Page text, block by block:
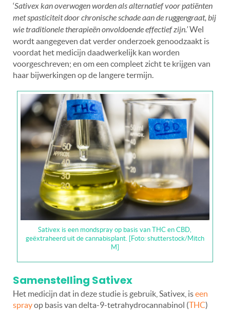
‘Sativex kan overwogen worden als alternatief voor patiënten
met spasticiteit door chronische schade aan de ruggengraat, bij
wie traditionele therapieën onvoldoende effectief zijn.’Wel
wordt aangegeven dat verder onderzoek genoodzaakt is
voordat het medicijn daadwerkelijk kan worden
voorgeschreven; en om een compleet zicht te krijgen van
haar bijwerkingen op de langere termijn.
Sativex is een mondspray op basis van THC en CBD,
geëxtraheerd uit de cannabisplant. [Foto: shutterstock/Mitch
M]
Samenstelling Sativex
Het medicijn dat in deze studie is gebruik, Sativex, iseen
sprayop basis van delta-9-tetrahydrocannabinol (THC)